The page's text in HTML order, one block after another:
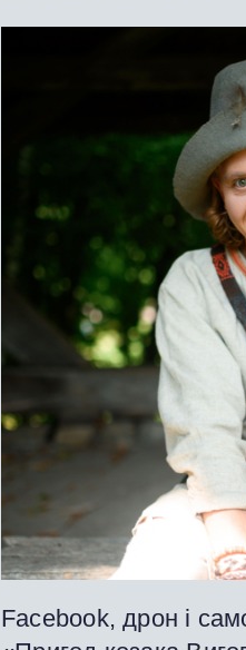
Facebook, дрон і